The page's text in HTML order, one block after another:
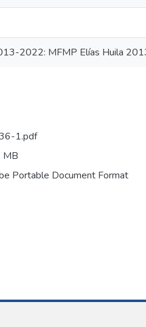
2022: MFMP Elías Huila
1.pdf
MB
Portable Document Format